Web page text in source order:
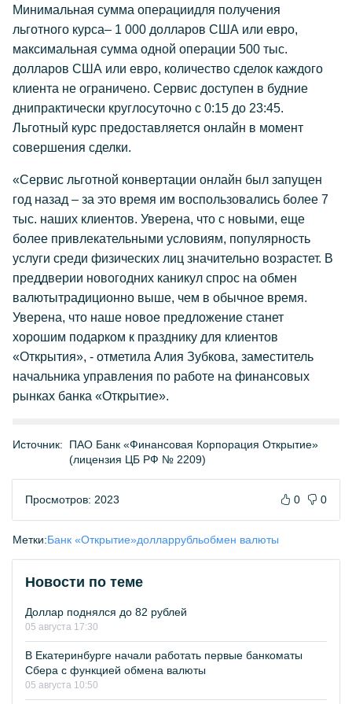
Минимальная сумма операциидля получения
льготного курса– 1 000 долларов США или евро,
максимальная сумма одной операции 500 тыс.
долларов США или евро, количество сделок каждого
клиента не ограничено. Сервис доступен в будние
днипрактически круглосуточно с 0:15 до 23:45.
Льготный курс предоставляется онлайн в момент
совершения сделки.
«Сервис льготной конвертации онлайн был запущен
год назад – за это время им воспользовались более 7
тыс. наших клиентов. Уверена, что с новыми, еще
более привлекательными условиям, популярность
услуги среди физических лиц значительно возрастет. В
преддверии новогодних каникул спрос на обмен
валютытрадиционно выше, чем в обычное время.
Уверена, что наше новое предложение станет
хорошим подарком к празднику для клиентов
«Открытия», - отметила Алия Зубкова, заместитель
начальника управления по работе на финансовых
рынках банка «Открытие».
Источник:
ПАО Банк «Финансовая Корпорация Открытие»
(лицензия ЦБ РФ № 2209)
Просмотров: 2023 0 0
Метки:Банк «Открытие»долларрубльобмен валюты
Новости по теме
Доллар поднялся до 82 рублей
05 августа 17:30
В Екатеринбурге начали работать первые банкоматы
Сбера с функцией обмена валюты
05 августа 10:50